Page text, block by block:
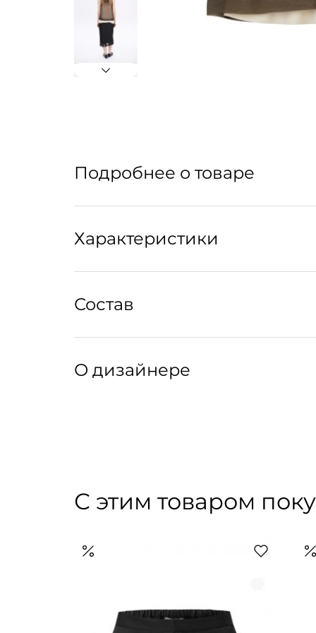
Подробнее о товаре
Характеристики
Рекомендуется профессиональная химчистка.
Прямой крой без рукавов, круглый вырез,
Артикул производителя: 170033
Состав
О дизайнере
С этим товаром